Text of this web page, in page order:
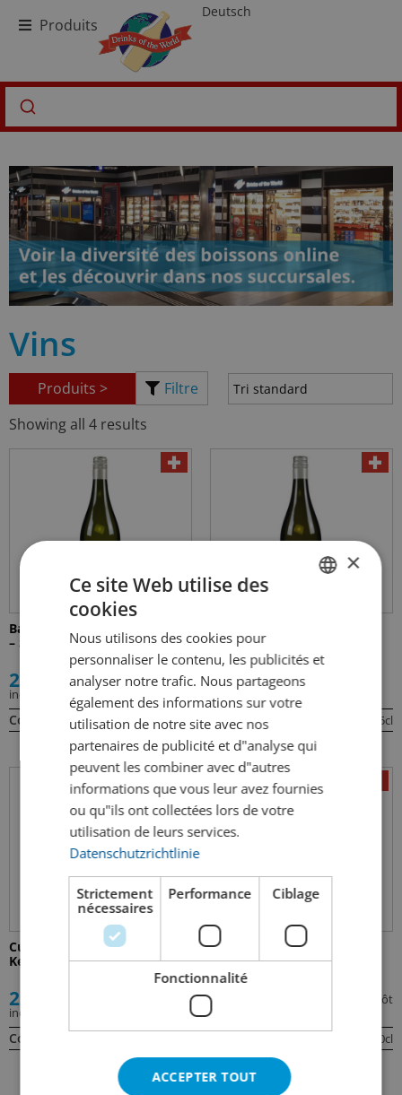
Produits
Deutsch
Vins
Produits >
Filtre
Showing all 4 results
Baselbieter Sauvignon Blanc
– Siebe Dupf Kellerei
23.50
incl. TVA
Contenu: 75cl
Blanc de Noir Baselbiet –
Siebe Dupf Kellerei
19.50
incl. TVA
Contenu: 75cl
Cuvée d’or rouge Siebe Dupf
Kellerei
22.90
incl. TVA
Contenu:
Rebmeister Rot- Siebe Dupf
Kellerei
11.20
incl. TVA
+0.30 dépôt
50cl
×
Ce site Web utilise des
cookies
Nous utilisons des cookies pour
personnaliser le contenu, les publicités et
analyser notre trafic. Nous partageons
également des informations sur votre
utilisation de notre site avec nos
partenaires de publicité et d"analyse qui
peuvent les combiner avec d"autres
informations que vous leur avez fournies
ou qu"ils ont collectées lors de votre
utilisation de leurs services.
Datenschutzrichtlinie
Strictement
nécessaires
Performance Ciblage
Fonctionnalité
ACCEPTER TOUT